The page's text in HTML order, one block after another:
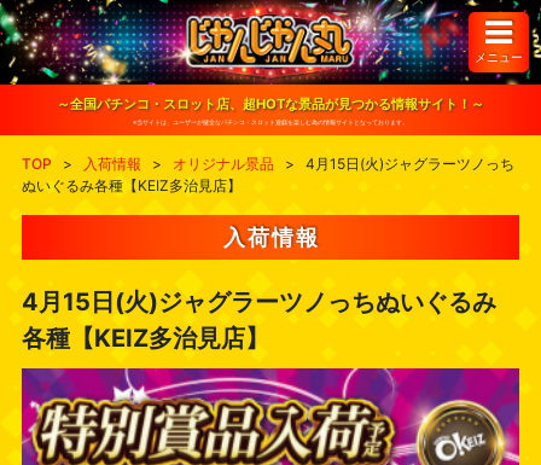
S
k
i
o
メニュー
～全国パチンコ・スロット店、超HOTな景品が見つかる情報サイト！～
※当サイトは、ユーザーが健全なパチンコ・スロット遊戯を楽しむ為の情報サイトとなっております。
TOP > 入荷情報 > オリジナル景品 >
4月15日(火)ジャグラーツノっち
ぬいぐるみ各種【KEIZ多治見店】
入荷情報
4月15日(火)ジャグラーツノっちぬいぐるみ
各種【KEIZ多治見店】